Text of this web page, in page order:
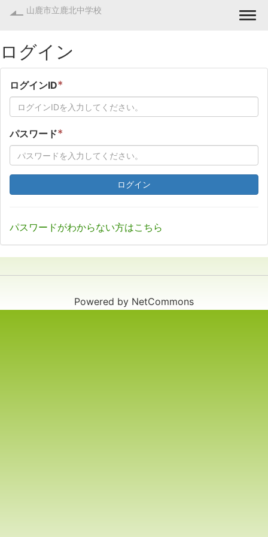
山鹿市立鹿北中学校
ログイン
ログインID*
パスワード*
ログイン
パスワードがわからない方はこちら
Powered by NetCommons